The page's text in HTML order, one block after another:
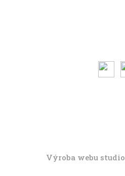
Výroba webu studio